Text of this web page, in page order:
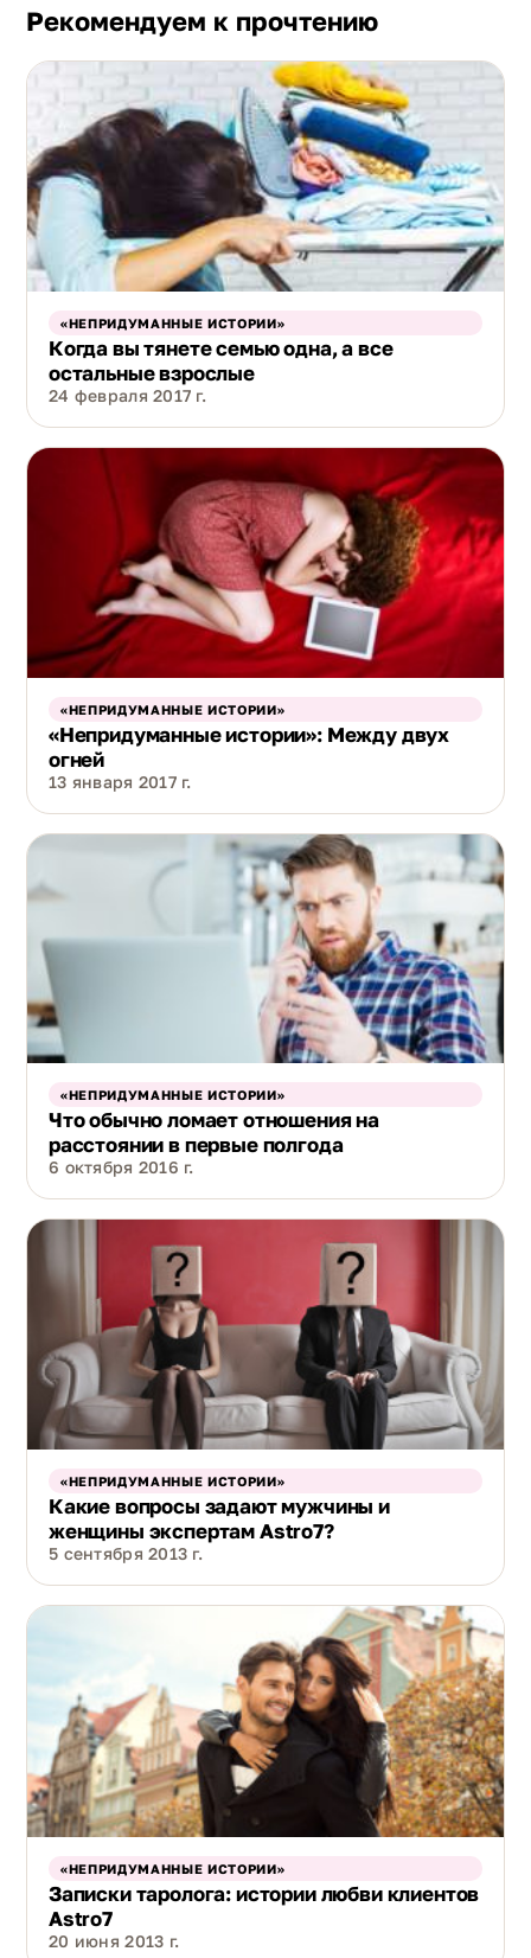
Рекомендуем к прочтению
«НЕПРИДУМАННЫЕ ИСТОРИИ»
Когда вы тянете семью одна, а все
остальные взрослые
24 февраля 2017 г.
«НЕПРИДУМАННЫЕ ИСТОРИИ»
«Непридуманные истории»: Между двух
огней
13 января 2017 г.
«НЕПРИДУМАННЫЕ ИСТОРИИ»
Что обычно ломает отношения на
расстоянии в первые полгода
6 октября 2016 г.
«НЕПРИДУМАННЫЕ ИСТОРИИ»
Какие вопросы задают мужчины и
женщины экспертам Astro7?
5 сентября 2013 г.
«НЕПРИДУМАННЫЕ ИСТОРИИ»
Записки таролога: истории любви клиентов
Astro7
20 июня 2013 г.